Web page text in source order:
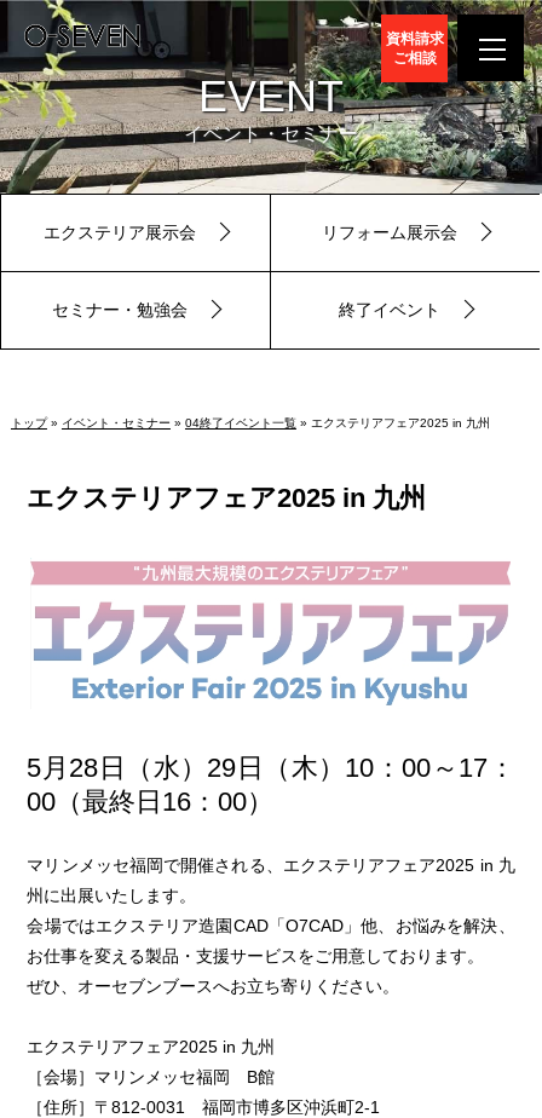
資料請求
ご相談
EVENT
イベント・セミナー
エクステリア展示会 リフォーム展示会
セミナー・勉強会 終了イベント
トップ» イベント・セミナー » 04終了イベント一覧» エクステリアフェア2025 in 九州
エクステリアフェア2025 in 九州
5月28日（水）29日（木）10：00～17：
00（最終日16：00）
マリンメッセ福岡で開催される、エクステリアフェア2025 in 九
州に出展いたします。
会場ではエクステリア造園CAD「O7CAD」他、お悩みを解決、
お仕事を変える製品・支援サービスをご用意しております。
ぜひ、オーセブンブースへお立ち寄りください。
エクステリアフェア2025 in 九州
［会場］マリンメッセ福岡 B館
［住所］〒812-0031 福岡市博多区沖浜町2-1